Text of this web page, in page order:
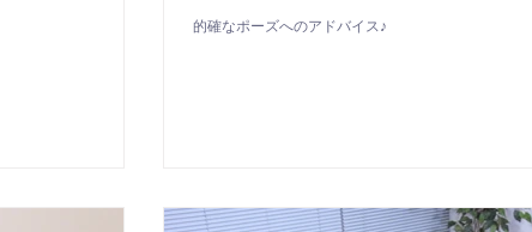
的確なポーズへのアドバイス♪